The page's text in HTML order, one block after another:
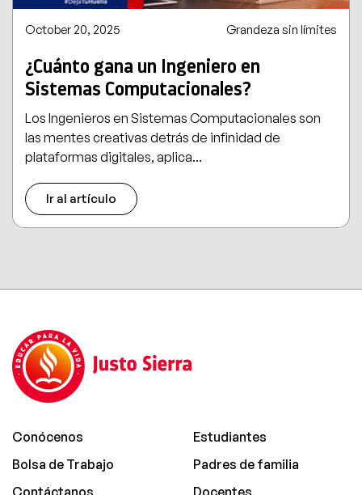
October 20, 2025 Grandeza sin límites
¿Cuánto gana un Ingeniero en
Sistemas Computacionales?
Los Ingenieros en Sistemas Computacionales son
las mentes creativas detrás de infinidad de
plataformas digitales, aplica...
Ir al artículo
Conócenos
Bolsa de Trabajo
Estudiantes
Padres de familia